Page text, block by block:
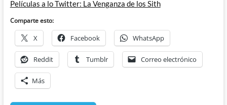
Películas a lo Twitter: La Venganza de los Sith
Comparte esto:
X Facebook WhatsApp
Reddit Tumblr Correo electrónico
Más